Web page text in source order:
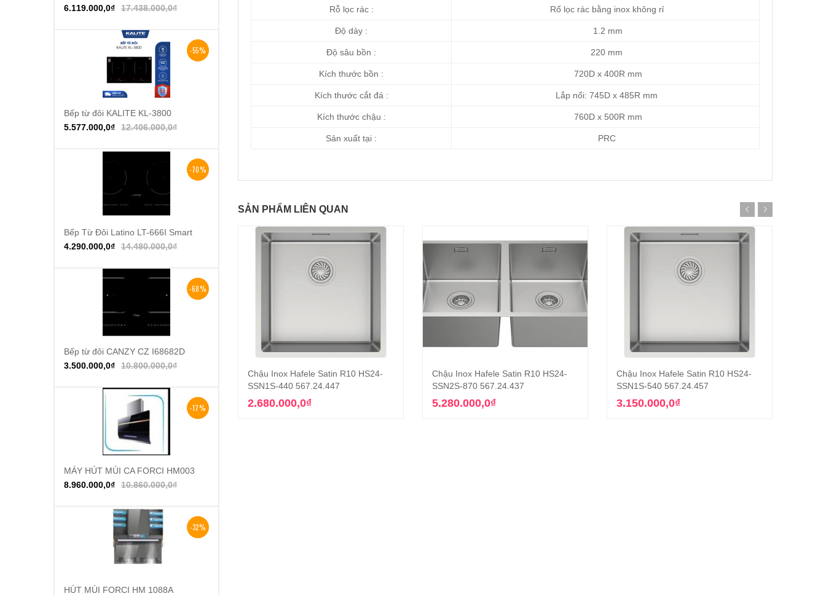
Rỗ lọc rác : Rổ lọc rác bằng inox không rỉ
Độ dày : 1.2 mm
Độ sâu bồn : 220 mm
Kích thước bồn : 720D x 400R mm
Kích thước cắt đá : Lắp nổi: 745D x 485R mm
Kích thước chậu : 760D x 500R mm
Sản xuất tại : PRC
SẢN PHẨM LIÊN QUAN
Thêm vào giỏ hàng
Chậu Inox Hafele Satin R10 HS24-
SSN1S-440 567.24.447
2.680.000,0₫
Thêm vào giỏ hàng
Chậu Inox Hafele Satin R10 HS24-
SSN2S-870 567.24.437
5.280.000,0₫
Thêm vào giỏ hàng
Chậu Inox Hafele Satin R10 HS24-
SSN1S-540 567.24.457
3.150.000,0₫
17.438.000,0₫
6.119.000,0₫
-55%
Thêm vào giỏ hàng
Bếp từ đôi KALITE KL-3800
12.406.000,0₫
5.577.000,0₫
-70%
Thêm vào giỏ hàng
Bếp Từ Đôi Latino LT-666I Smart
14.480.000,0₫
4.290.000,0₫
-68%
Thêm vào giỏ hàng
Bếp từ đôi CANZY CZ I68682D
10.800.000,0₫
3.500.000,0₫
-17%
Thêm vào giỏ hàng
MÁY HÚT MÙI CA FORCI HM003
10.860.000,0₫
8.960.000,0₫
-32%
Thêm vào giỏ hàng
HÚT MÙI FORCI HM 1088A